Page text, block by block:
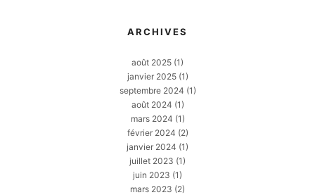
ARCHIVES
août 2025 (1)
janvier 2025(1)
septembre 2024 (1)
août 2024 (1)
mars 2024 (1)
février 2024 (2)
janvier 2024 (1)
juillet 2023 (1)
juin 2023 (1)
mars 2023 (2)